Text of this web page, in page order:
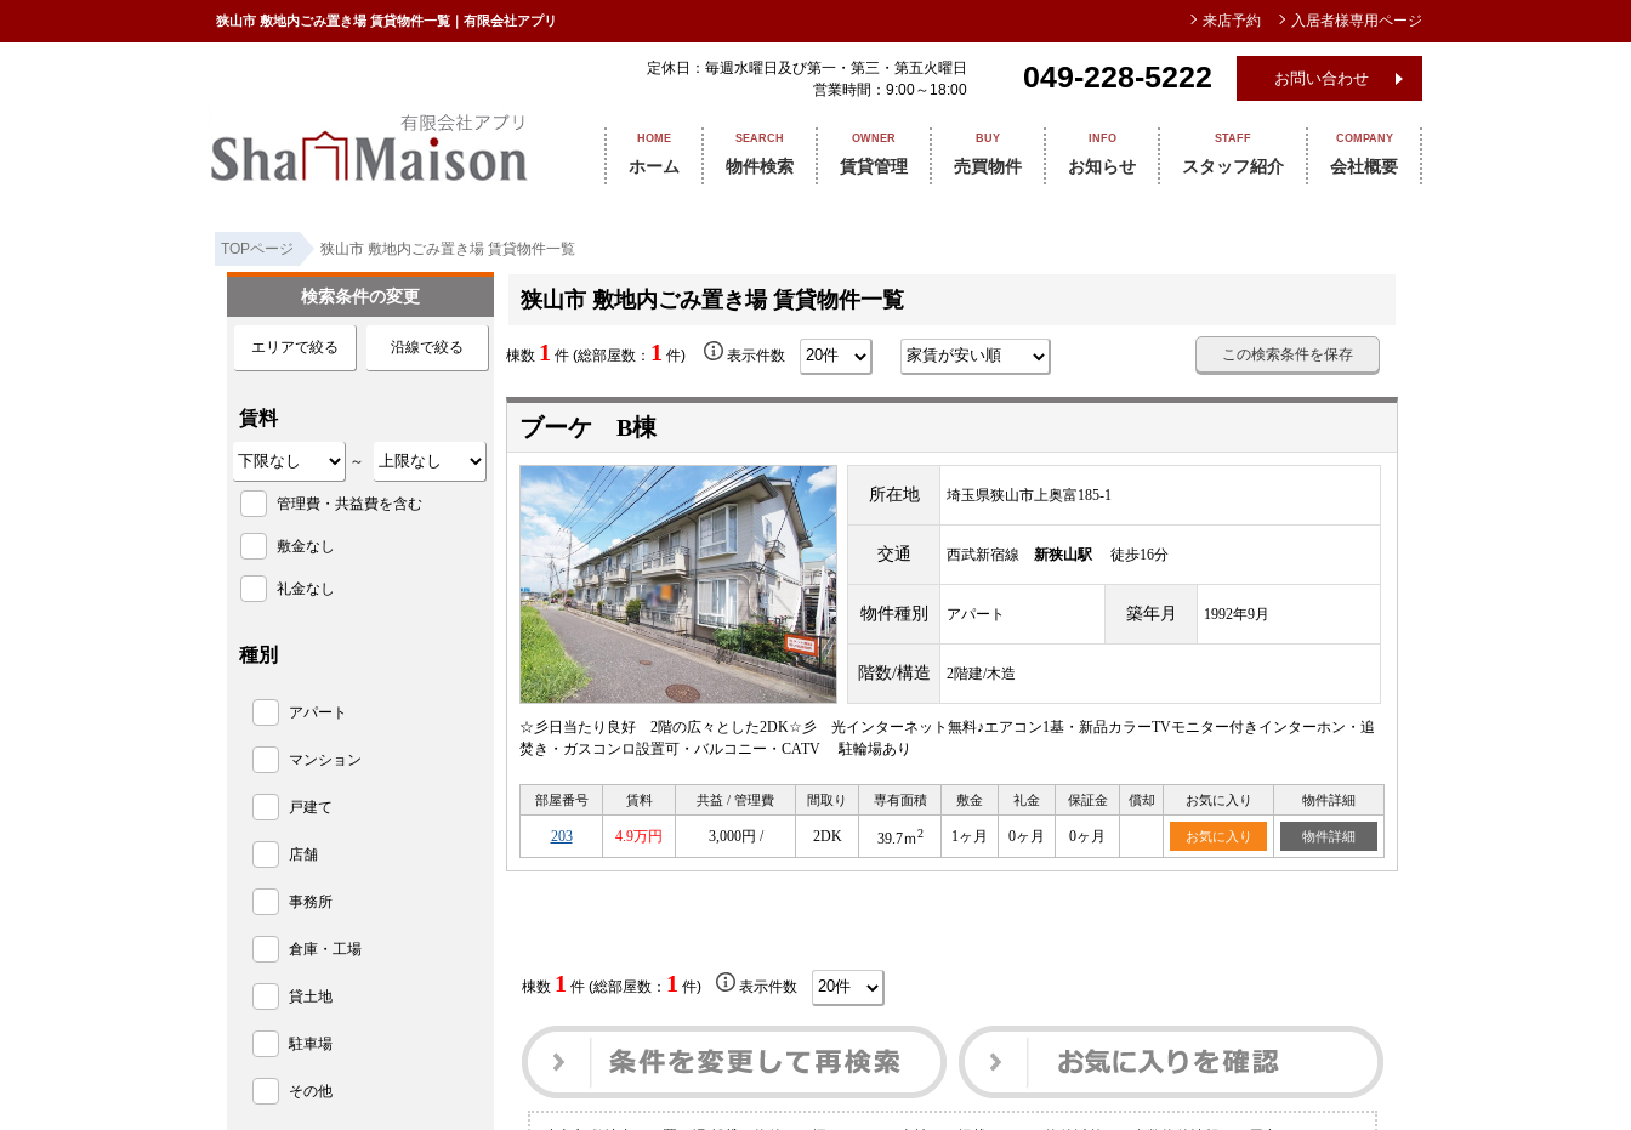
狭山市 敷地内ごみ置き場 賃貸物件一覧｜有限会社アプリ
定休日：毎週水曜日及び第一・第三・第五火曜日
営業時間：9:00～18:00
049-228-5222 お問い合わせ
HOME
ホーム
SEARCH
物件検索
OWNER
賃貸管理
BUY
売買物件
INFO
お知らせ
STAFF
スタッフ紹介
COMPANY
会社概要
TOPページ 狭山市 敷地内ごみ置き場 賃貸物件一覧
狭山市 敷地内ごみ置き場 賃貸物件一覧
棟数 1 件 (総部屋数： 1 件) 表示件数 この検索条件を保存
ブーケ B棟
所在地 埼玉県狭山市上奥富185-1
交通 西武新宿線 新狭山駅 徒歩16分
物件種別 アパート 築年月 1992年9月
階数/構造 2階建/木造
☆彡日当たり良好 2階の広々とした2DK☆彡 光インターネット無料♪エアコン1基・新品カラーTVモニター付きインターホン・追
焚き・ガスコンロ設置可・バルコニー・CATV 駐輪場あり
部屋番号 賃料 共益 / 管理費 間取り 専有面積 敷金 礼金 保証金 償却 お気に入り 物件詳細
203 4.9万円 3,000円 / 2DK 39.7ｍ2 1ヶ月 0ヶ月 0ヶ月 お気に入り 物件詳細
棟数 1 件 (総部屋数： 1 件) 表示件数
検索条件の変更
エリアで絞る 沿線で絞る
賃料
～
管理費・共益費を含む
敷金なし
礼金なし
種別
アパート
マンション
戸建て
店舗
事務所
倉庫・工場
貸土地
駐車場
その他
来店予約 入居者様専用ページ